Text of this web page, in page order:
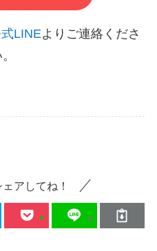
LINEよりご連絡くださ
アしてね！